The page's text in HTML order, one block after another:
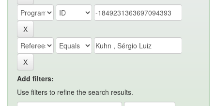
Add filters:
Use filters to refine the search results.